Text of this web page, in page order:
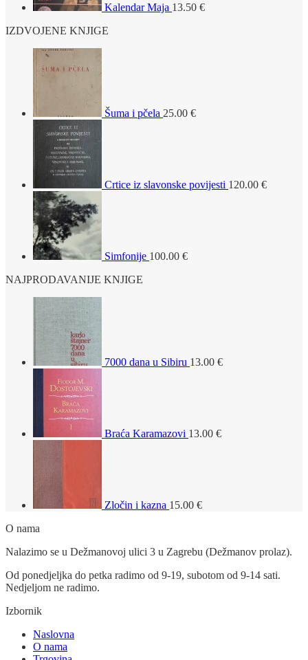
Kalendar Maja 13.50 €
IZDVOJENE KNJIGE
Šuma i pčela 25.00 €
Crtice iz slavonske povijesti 120.00 €
Simfonije 100.00 €
NAJPRODAVANIJE KNJIGE
7000 dana u Sibiru 13.00 €
Braća Karamazovi 13.00 €
Zločin i kazna 15.00 €
O nama
Nalazimo se u Dežmanovoj ulici 3 u Zagrebu (Dežmanov prolaz).
Od ponedjeljka do petka radimo od 9-19, subotom od 9-14 sati.
Nedjeljom ne radimo.
Izbornik
Naslovna
O nama